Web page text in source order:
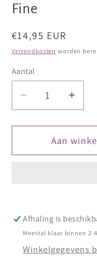
Fine
Normale
prijs
€14,95 EUR
Verzendkosten worden
Aantal
Aantal
verlagen
voor
Frees
Bit
Blue
Fine
voor
Bit
Blue
Fine
Aan
Afhaling is
Meestal klaar binnen 2-
Winkelgegevens